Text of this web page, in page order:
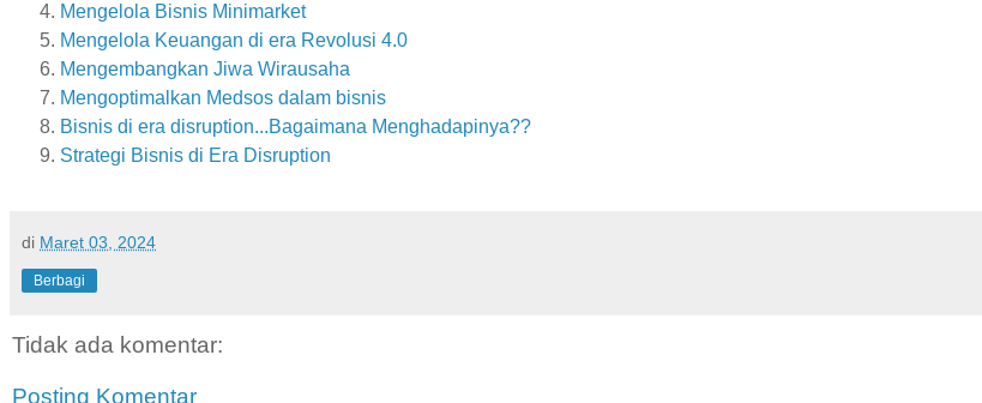
Mengelola Bisnis Minimarket
Mengelola Keuangan di era Revolusi 4.0
Mengembangkan Jiwa Wirausaha
Mengoptimalkan Medsos dalam bisnis
Bisnis di era disruption...Bagaimana Menghadapinya??
Strategi Bisnis di Era Disruption
di Maret 03, 2024
Berbagi
Tidak ada komentar:
Posting Komentar